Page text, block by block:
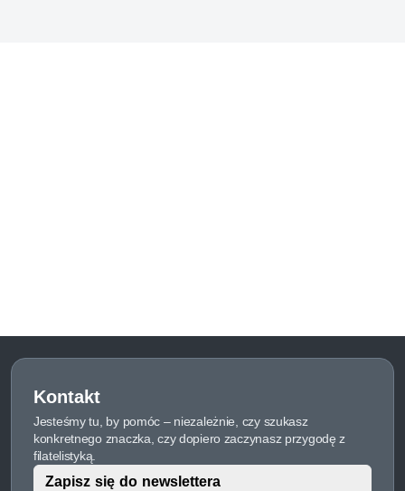
Kontakt
Jesteśmy tu, by pomóc – niezależnie, czy szukasz
konkretnego znaczka, czy dopiero zaczynasz przygodę z
filatelistyką.
Zapisz się do newslettera